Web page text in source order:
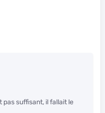
pas suffisant, il fallait le